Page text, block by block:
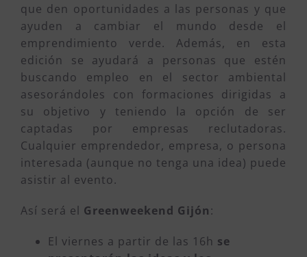
que den oportunidades a las personas y que
ayuden a cambiar el mundo desde el
emprendimiento verde. Además, en esta
edición se ayudará a personas que estén
buscando empleo en el sector ambiental
asesorándoles con formaciones dirigidas a
su objetivo y teniendo la opción de ser
captadas por empresas reclutadoras.
Cualquier emprendedor, empresa, o persona
interesada (aunque no tenga una idea) puede
asistir al evento.
Así será el Greenweekend Gijón:
El viernes a partir de las 16h se